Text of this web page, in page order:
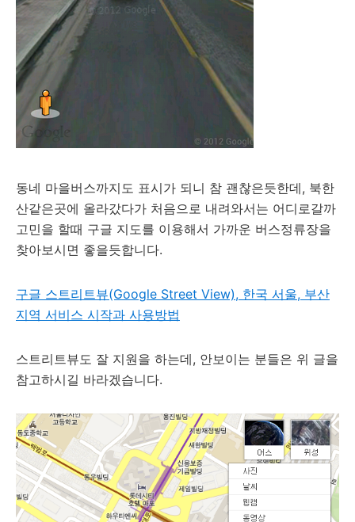
동네 마을버스까지도 표시가 되니 참 괜찮은듯한데, 북한
산같은곳에 올라갔다가 처음으로 내려와서는 어디로갈까
고민을 할때 구글 지도를 이용해서 가까운 버스정류장을
찾아보시면 좋을듯합니다.
구글 스트리트뷰(Google Street View), 한국 서울, 부산
지역 서비스 시작과 사용방법
스트리트뷰도 잘 지원을 하는데, 안보이는 분들은 위 글을
참고하시길 바라겠습니다.